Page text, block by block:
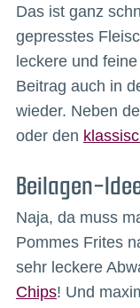
Das ist ganz
gepresstes
leckere und
Beitrag auch in
wieder. Neben
oder den
Beilagen-
Naja, da muss
Pommes Frites
sehr leckere
Chips! Und